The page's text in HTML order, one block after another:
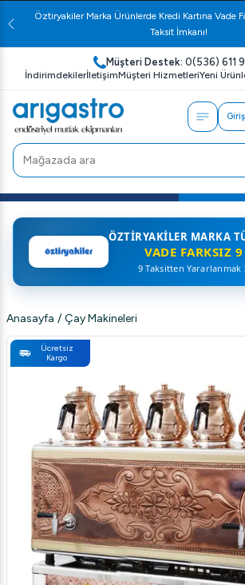
Öztiryakiler Marka Ürünlerde Kredi Kartına Vade
Taksit İmkanı!
Müşteri Destek: 0(536) 611
İndirimdekilerİletişimMüşteri HizmetleriYeni
ÖZTIRYAKILER MARKA
VADE FARKSIZ
9 Taksitten Yararlanmak
Anasayfa / Çay Makineleri
Ücretsiz
Kargo